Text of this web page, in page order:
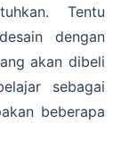
Tentu
dengan
akan dibeli
sebagai
beberapa